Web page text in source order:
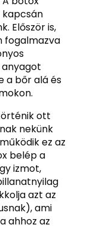
Először is,
fogalmazva
a bőr alá és
ott
nekünk
ez az
belép a
izmot,
azt az
ami
ahhoz az